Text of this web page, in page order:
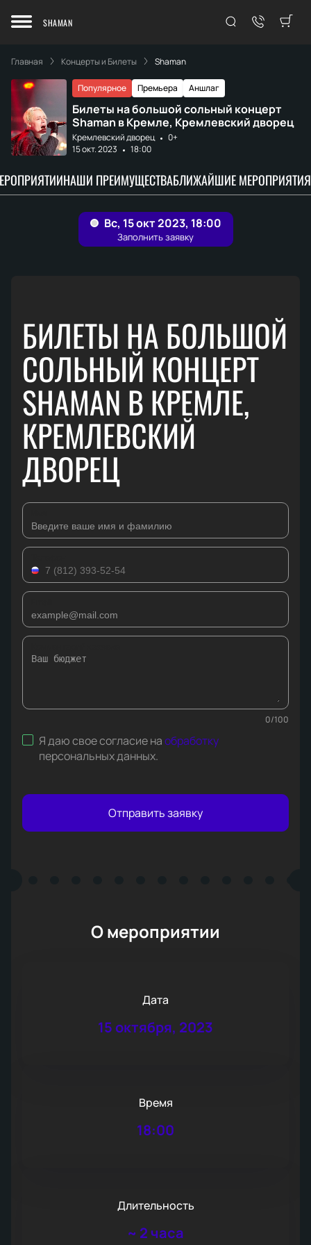
SHAMAN
Главная Концерты и Билеты Shaman
Популярное Премьера Аншлаг
Билеты на большой сольный концерт
Shaman в Кремле, Кремлевский дворец
Кремлевский дворец
0+
15 окт. 2023
18:00
НАШИ ПРЕИМУЩЕСТВАБЛИЖАЙШИЕ МЕРОПРИЯТИЯ
БИЛЕТЫ НА БОЛЬШОЙ
СОЛЬНЫЙ КОНЦЕРТ
SHAMAN В КРЕМЛЕ,
КРЕМЛЕВСКИЙ
ДВОРЕЦ
0/100
Я даю свое согласие наобработку
персональных данных.
Отправить заявку
О мероприятии
Дата
15 октября, 2023
Время
18:00
Длительность
~ 2 часа